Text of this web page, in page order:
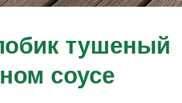
тушеный
соусе